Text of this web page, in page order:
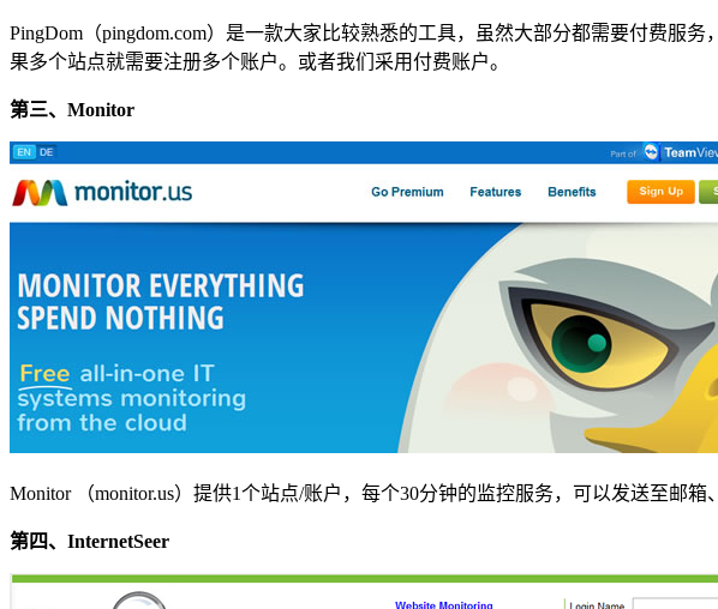
PingDom（pingdom.com）是一款大家比较熟悉的工具，虽然大部分都需要付费服
果多个站点就需要注册多个账户。或者我们采用付费账户。
第三、Monitor
Monitor （monitor.us）提供1个站点/账户，每个30分钟的监控服务，可以发送至邮箱
第四、InternetSeer